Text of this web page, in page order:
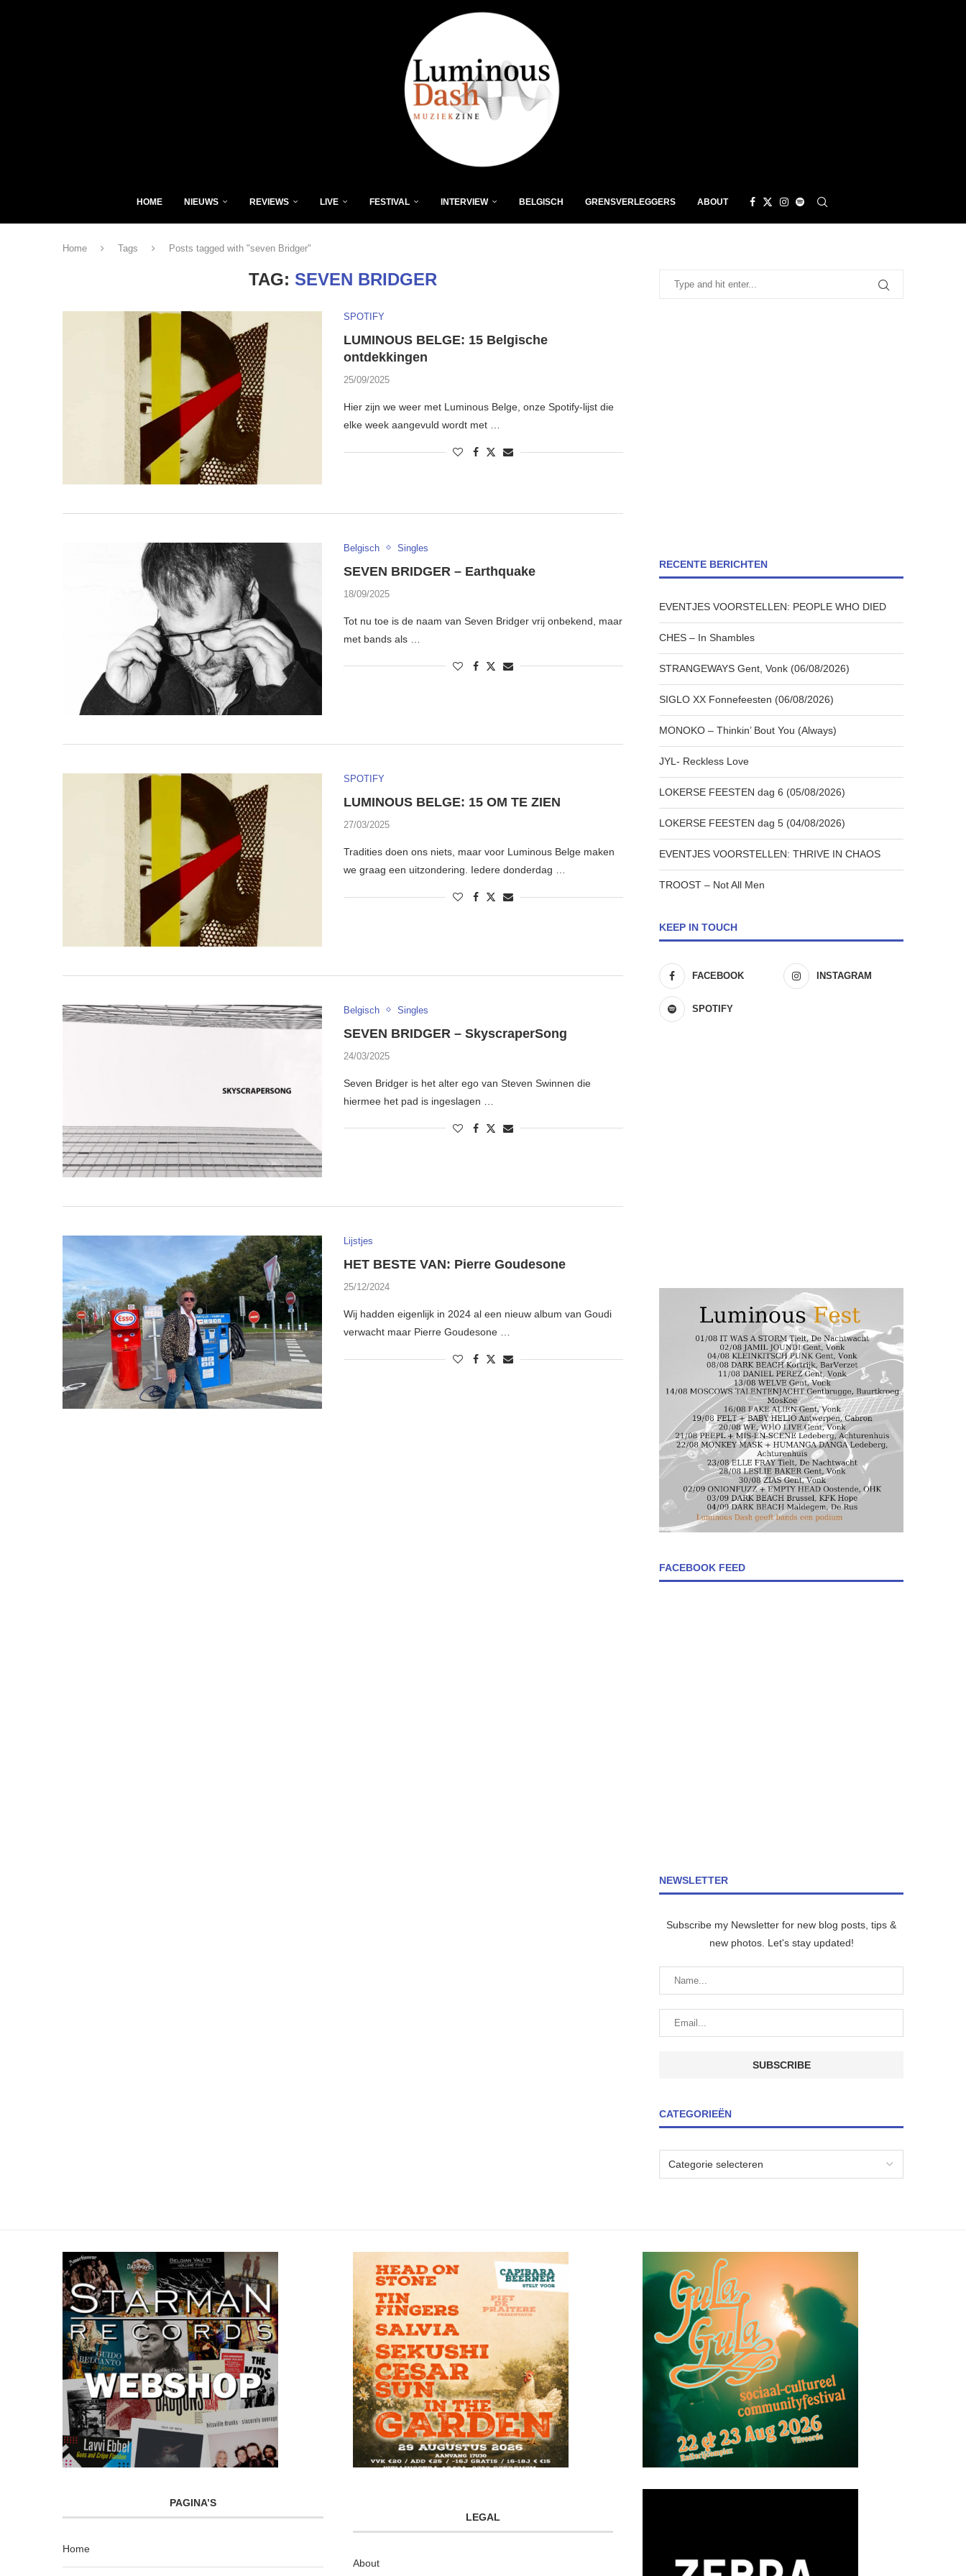
HOME NIEUWS REVIEWS LIVE FESTIVAL INTERVIEW BELGISCH GRENSVERLEGGERS ABOUT
Home Tags Posts tagged with "seven Bridger"
TAG: SEVEN BRIDGER
SPOTIFY
LUMINOUS BELGE: 15 Belgische
ontdekkingen
25/09/2025
Hier zijn we weer met Luminous Belge, onze Spotify-lijst die
elke week aangevuld wordt met …
Belgisch Singles
SEVEN BRIDGER – Earthquake
18/09/2025
Tot nu toe is de naam van Seven Bridger vrij onbekend, maar
met bands als …
SPOTIFY
LUMINOUS BELGE: 15 OM TE ZIEN
27/03/2025
Tradities doen ons niets, maar voor Luminous Belge maken
we graag een uitzondering. Iedere donderdag …
Belgisch Singles
SEVEN BRIDGER – SkyscraperSong
24/03/2025
Seven Bridger is het alter ego van Steven Swinnen die
hiermee het pad is ingeslagen …
Lijstjes
HET BESTE VAN: Pierre Goudesone
25/12/2024
Wij hadden eigenlijk in 2024 al een nieuw album van Goudi
verwacht maar Pierre Goudesone …
RECENTE BERICHTEN
EVENTJES VOORSTELLEN: PEOPLE WHO DIED
CHES – In Shambles
STRANGEWAYS Gent, Vonk (06/08/2026)
SIGLO XX Fonnefeesten (06/08/2026)
MONOKO – Thinkin’ Bout You (Always)
JYL- Reckless Love
LOKERSE FEESTEN dag 6 (05/08/2026)
LOKERSE FEESTEN dag 5 (04/08/2026)
EVENTJES VOORSTELLEN: THRIVE IN CHAOS
TROOST – Not All Men
KEEP IN TOUCH
FACEBOOK INSTAGRAM
SPOTIFY
FACEBOOK FEED
NEWSLETTER
Subscribe my Newsletter for new blog posts, tips &
new photos. Let's stay updated!
CATEGORIEËN
PAGINA’S
Home
LEGAL
About